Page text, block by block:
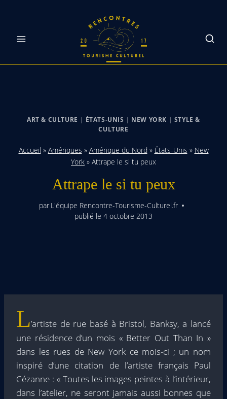
ART & CULTURE | ÉTATS-UNIS | NEW YORK | STYLE &
CULTURE
Accueil » Amériques » Amérique du Nord » États-Unis » New
York » Attrape le si tu peux
Attrape le si tu peux
par L'équipe Rencontre-Tourisme-Culturel.fr
publié le 4 octobre 2013
L’artiste de rue basé à Bristol, Banksy, a lancé
une résidence d’un mois « Better Out Than In »
dans les rues de New York ce mois-ci ; un nom
inspiré d’une citation de l’artiste français Paul
Cézanne : « Toutes les images peintes à l’intérieur,
dans l’atelier, ne seront jamais aussi bonnes que